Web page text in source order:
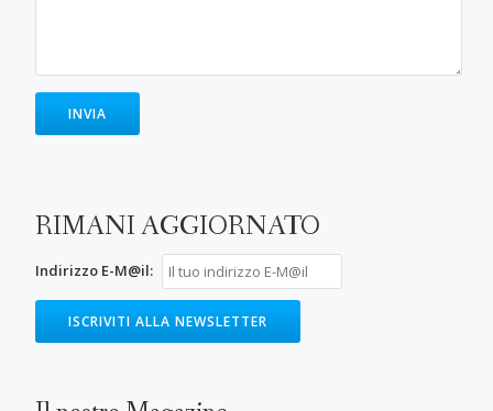
RIMANI AGGIORNATO
Indirizzo E-M@il: